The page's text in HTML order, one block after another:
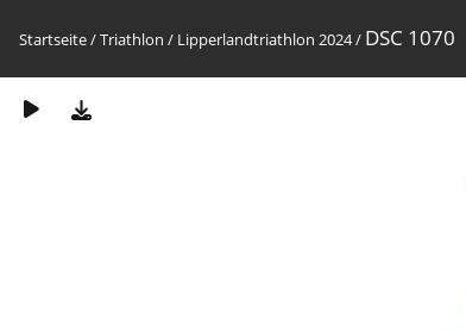
Startseite/Triathlon / Lipperlandtriathlon 2024/ DSC 1070